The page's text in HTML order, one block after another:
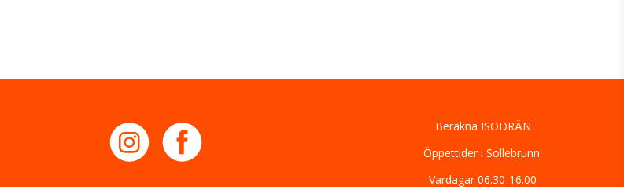
Beräkna ISODRÄN
Öppettider i Sollebrunn:
Vardagar 06.30-16.00